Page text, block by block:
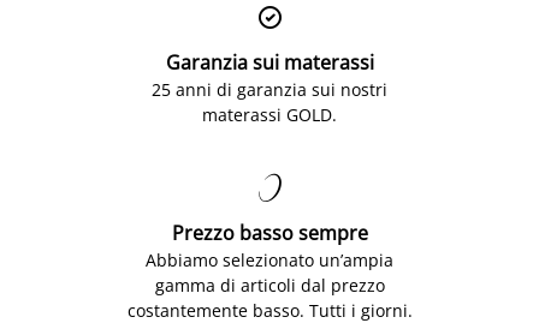

Garanzia sui materassi
25 anni di garanzia sui nostri
materassi GOLD.

Prezzo basso sempre
Abbiamo selezionato un’ampia
gamma di articoli dal prezzo
costantemente basso. Tutti i giorni.